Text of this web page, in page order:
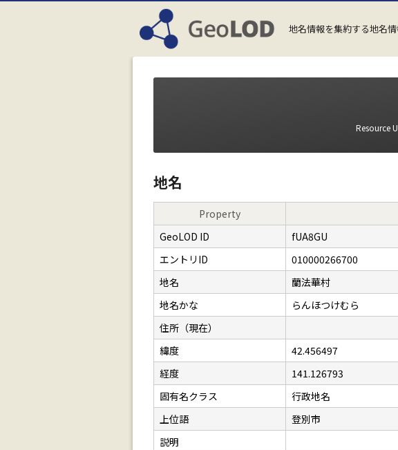
地名情報を集約する地名
Resource
地名
Property
GeoLOD ID
fUA8GU
エントリID
010000266700
地名
蘭法華村
地名かな
らんほつけむら
住所（現在）
緯度
42.456497
経度
141.126793
固有名クラス
行政地名
上位語
登別市
説明